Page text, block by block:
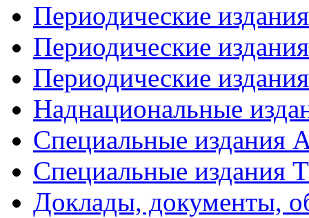
Периодические
Периодические
Периодические
Наднациональные
Специальные издания
Специальные издания
Доклады, документы,